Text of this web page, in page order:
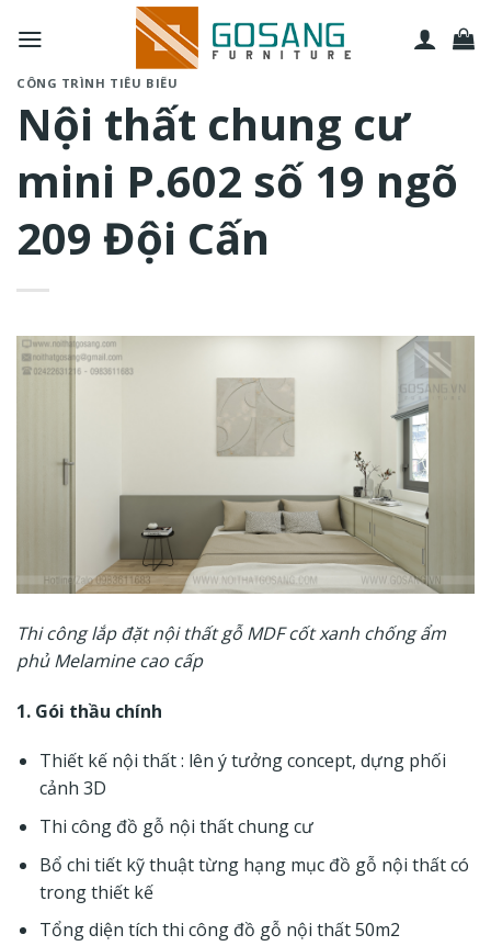
qua
dungCÔNG TRÌNH TIÊU BIỂU
Nội thất chung cư
mini P.602 số 19 ngõ
209 Đội Cấn
Thi công lắp đặt nội thất gỗ MDF cốt xanh chống ẩm
phủ Melamine cao cấp
1. Gói thầu chính
Thiết kế nội thất: lên ý tưởng concept, dựng phối
cảnh 3D
Thi công đồ gỗ nội thất chung cư
Bổ chi tiết kỹ thuật từng hạng mục đồ gỗ nội thấtcó
trong thiết kế
Tổng diện tích thi công đồ gỗ nội thất 50m2